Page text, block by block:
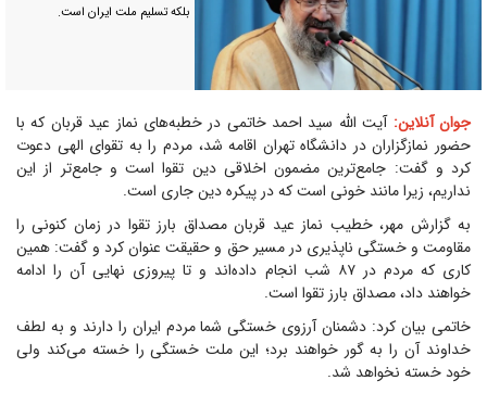
بلکه تسلیم ملت ایران است.
جوان آنلاین: آیت الله سید احمد خاتمی در خطبه‌های نماز عید قربان که با
حضور نمازگزاران در دانشگاه تهران اقامه شد، مردم را به تقوای الهی دعوت
کرد و گفت: جامع‌ترین مضمون اخلاقی دین تقوا است و جامع‌تر از این
نداریم، زیرا مانند خونی است که در پیکره دین جاری است.
به گزارش مهر، خطیب نماز عید قربان مصداق بارز تقوا در زمان کنونی را
مقاومت و خستگی ناپذیری در مسیر حق و حقیقت عنوان کرد و گفت: همین
کاری که مردم در ۸۷ شب انجام داده‌اند و تا پیروزی نهایی آن را ادامه
خواهند داد، مصداق بارز تقوا است.
خاتمی بیان کرد: دشمنان آرزوی خستگی شما مردم ایران را دارند و به لطف
خداوند آن را به گور خواهند برد؛ این ملت خستگی را خسته می‌کند ولی
خود خسته نخواهد شد.